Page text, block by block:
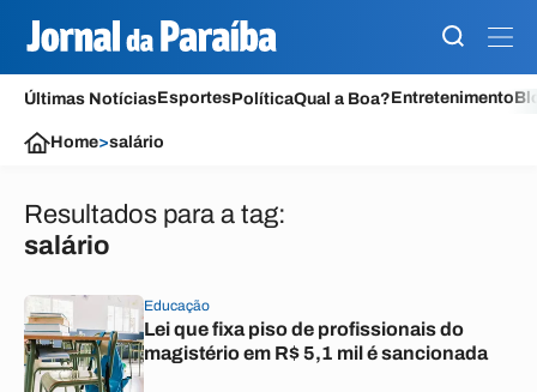
Últimas NotíciasEsportesPolíticaQual a Boa?Entretenimento
Home>salário
Resultados para a tag:
salário
Educação
Lei que fixa piso de profissionais do
magistério em R$ 5,1 mil é sancionada